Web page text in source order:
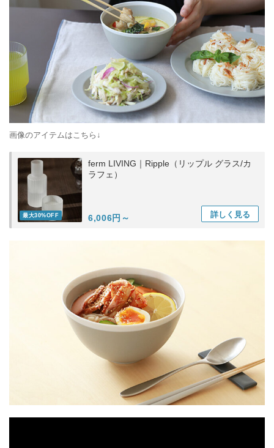
画像のアイテムはこちら↓
最大30%OFF
ferm LIVING｜Ripple（リップル グラス/カ
ラフェ）
6,006円～ 詳しく 見る